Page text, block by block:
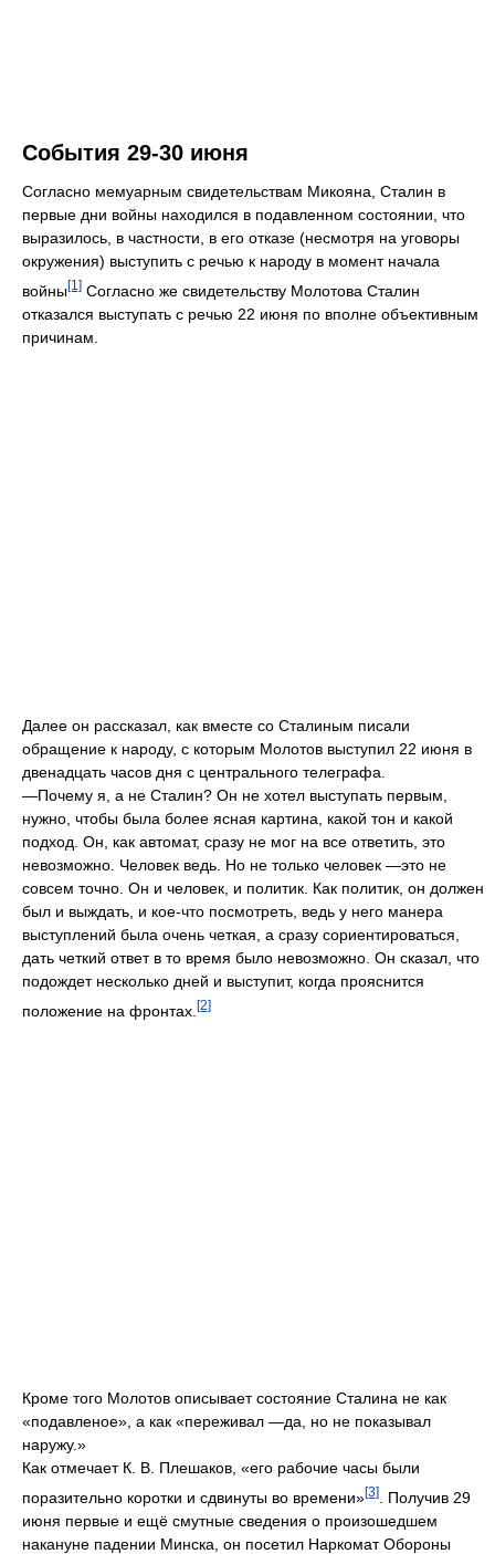
События 29-30 июня
Согласно мемуарным свидетельствам Микояна, Сталин в
первые дни войны находился в подавленном состоянии, что
выразилось, в частности, в его отказе (несмотря на уговоры
окружения) выступить с речью к народу в момент начала
войны[1] Согласно же свидетельству Молотова Сталин
отказался выступать с речью 22 июня по вполне объективным
причинам.
Далее он рассказал, как вместе со Сталиным писали
обращение к народу, с которым Молотов выступил 22 июня в
двенадцать часов дня с центрального телеграфа.
—Почему я, а не Сталин? Он не хотел выступать первым,
нужно, чтобы была более ясная картина, какой тон и какой
подход. Он, как автомат, сразу не мог на все ответить, это
невозможно. Человек ведь. Но не только человек —это не
совсем точно. Он и человек, и политик. Как политик, он должен
был и выждать, и кое-что посмотреть, ведь у него манера
выступлений была очень четкая, а сразу сориентироваться,
дать четкий ответ в то время было невозможно. Он сказал, что
подождет несколько дней и выступит, когда прояснится
положение на фронтах. [2]
Кроме того Молотов описывает состояние Сталина не как
«подавленое», а как «переживал —да, но не показывал
наружу.»
Как отмечает К. В. Плешаков, «его рабочие часы были
поразительно коротки и сдвинуты во времени»[3]
. Получив 29
июня первые и ещё смутные сведения о произошедшем
накануне падении Минска, он посетил Наркомат Обороны